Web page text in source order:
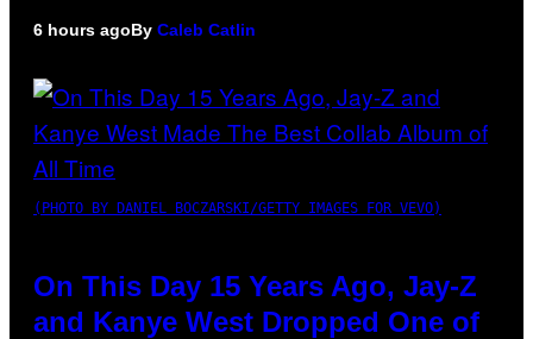
6 hours agoBy Caleb Catlin
(PHOTO BY DANIEL BOCZARSKI/GETTY IMAGES FOR VEVO)
On This Day 15 Years Ago, Jay-Z
and Kanye West Dropped One of